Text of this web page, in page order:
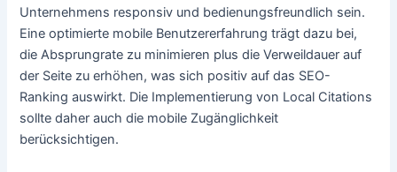
Unternehmens responsiv und bedienungsfreundlich sein.
Eine optimierte mobile Benutzererfahrung trägt dazu bei,
die Absprungrate zu minimieren plus die Verweildauer auf
der Seite zu erhöhen, was sich positiv auf das SEO-
Ranking auswirkt. Die Implementierung von Local Citations
sollte daher auch die mobile Zugänglichkeit
berücksichtigen.